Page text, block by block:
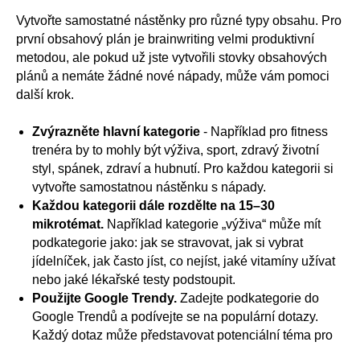
Vytvořte samostatné nástěnky pro různé typy obsahu. Pro
první obsahový plán je brainwriting velmi produktivní
metodou, ale pokud už jste vytvořili stovky obsahových
plánů a nemáte žádné nové nápady, může vám pomoci
další krok.
Zvýrazněte hlavní kategorie - Například pro fitness
trenéra by to mohly být výživa, sport, zdravý životní
styl, spánek, zdraví a hubnutí. Pro každou kategorii si
vytvořte samostatnou nástěnku s nápady.
Každou kategorii dále rozdělte na 15–30
mikrotémat. Například kategorie „výživa“ může mít
podkategorie jako: jak se stravovat, jak si vybrat
jídelníček, jak často jíst, co nejíst, jaké vitamíny užívat
nebo jaké lékařské testy podstoupit.
Použijte Google Trendy. Zadejte podkategorie do
Google Trendů a podívejte se na populární dotazy.
Každý dotaz může představovat potenciální téma pro